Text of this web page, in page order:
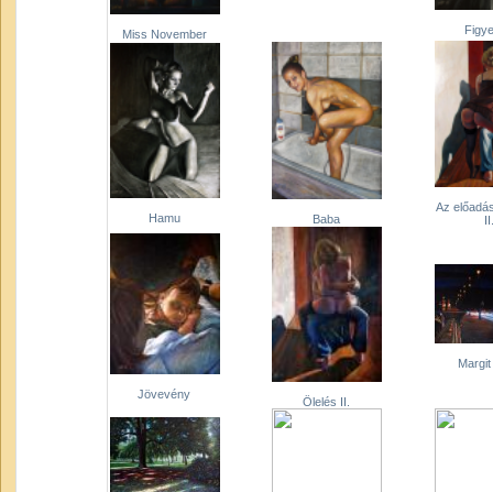
Miss November
Hamu Baba
Az
Jövevény
Ölelés II.